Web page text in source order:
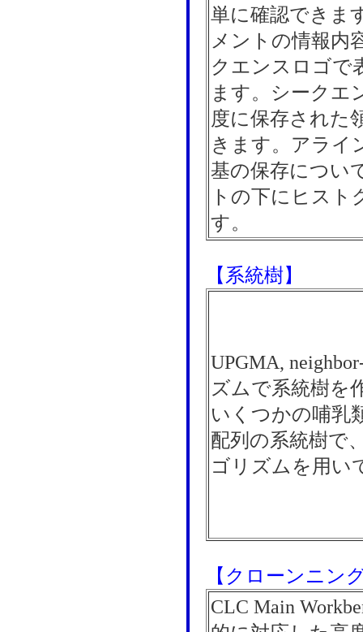
単に確認できま
メントの情報内
クエンスロゴで
ます。シークエ
度に保存された
きます。アライ
基の保存につい
トの下にヒスト
す。
【系統樹】
UPGMA,
ズムで系統樹を
いくつかの哺乳
配列の系統樹で
ゴリズムを用い
【クローンニン
CLC Main